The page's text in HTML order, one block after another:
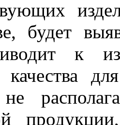
будет
к